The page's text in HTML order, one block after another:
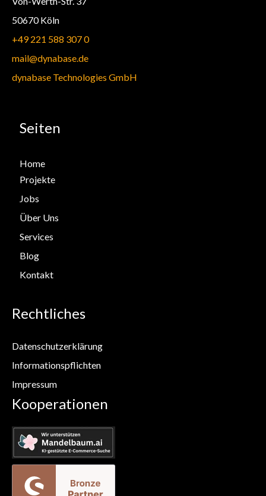
50670 Köln
+49 221 588 307 0
mail@dynabase.de
dynabase Technologies GmbH
Seiten
Home
Projekte
Jobs
Über Uns
Services
Blog
Kontakt
Rechtliches
Datenschutzerklärung
Informationspflichten
Impressum
Kooperationen